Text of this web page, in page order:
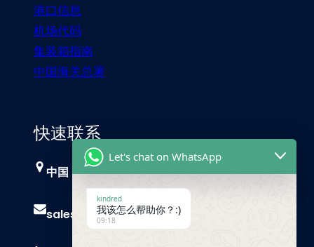
港口信息
机场代码
集装箱指南
中国海关总署
快速联系
中国，广州
sales@trust-freight.com
Let's chat on WhatsApp
kindred
我该怎么帮助你？:)
09:18